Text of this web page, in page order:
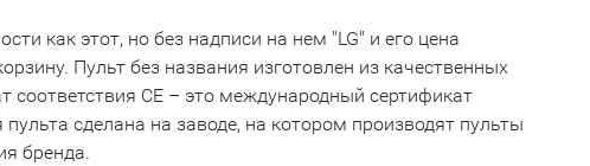
как этот, но без надписи на нем "LG" и его цена
Пульт без названия изготовлен из качественных
соответствия СЕ – это международный сертификат
сделана на заводе, на котором производят пульты
бренда.